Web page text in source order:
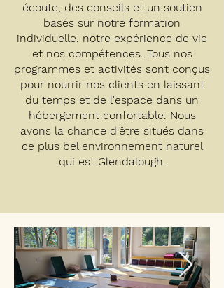
écoute, des conseils et un soutien
basés sur notre formation
individuelle, notre expérience de vie
et nos compétences. Tous nos
programmes et activités sont conçus
pour nourrir nos clients en laissant
du temps et de l'espace dans un
hébergement confortable. Nous
avons la chance d'être situés dans
ce plus bel environnement naturel
qui est Glendalough.